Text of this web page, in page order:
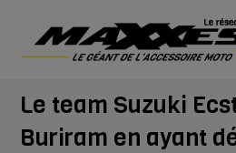
Le team Suzuki
Buriram en ayant